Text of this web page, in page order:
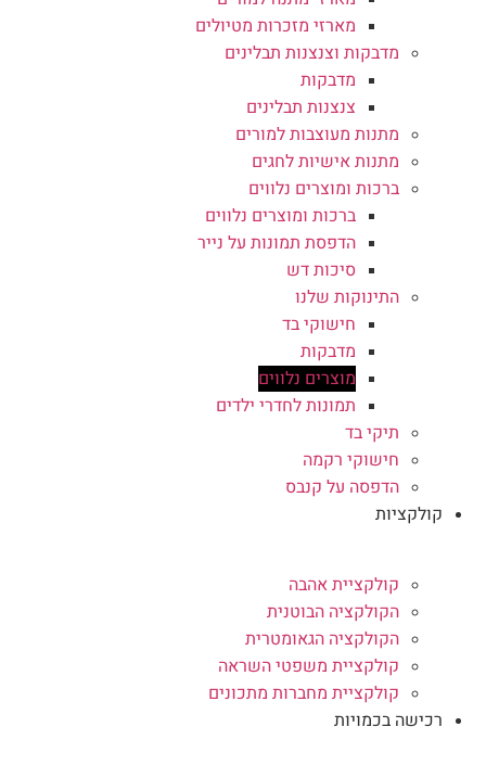
מארזי מזכרות מטיולים
מדבקות וצנצנות תבלינים
מדבקות
צנצנות תבלינים
מתנות מעוצבות למורים
מתנות אישיות לחגים
ברכות ומוצרים נלווים
ברכות ומוצרים נלווים
הדפסת תמונות על נייר
סיכות דש
התינוקות שלנו
חישוקי בד
מדבקות
מוצרים נלווים
תמונות לחדרי ילדים
תיקי בד
חישוקי רקמה
הדפסה על קנבס
קולקציות
קולקציית אהבה
הקולקציה הבוטנית
הקולקציה הגאומטרית
קולקציית משפטי השראה
קולקציית מחברות מתכונים
רכישה בכמויות